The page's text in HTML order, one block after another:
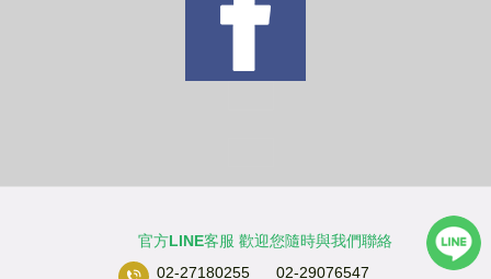
官方LINE客服 歡迎您隨時與我們聯絡
02-27180255 02-29076547